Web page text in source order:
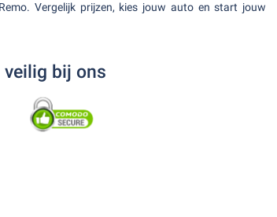
Vergelijk prijzen, kies jouw auto en start jouw
veilig bij ons